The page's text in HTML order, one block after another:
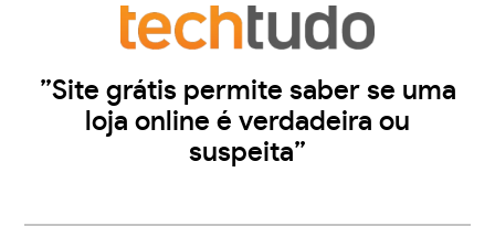
”Site grátis permite saber se uma
loja online é verdadeira ou
suspeita”